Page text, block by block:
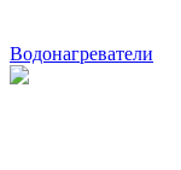
Водонагреватели